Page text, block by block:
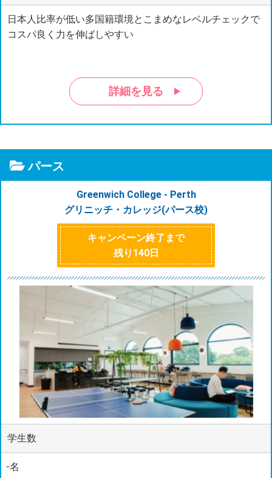
日本人比率が低い多国籍環境とこまめなレベルチェックで
コスパ良く力を伸ばしやすい
詳細を見る
パース
Greenwich College - Perth
グリニッチ・カレッジ(パース校)
キャンペーン終了まで
残り 140日
学生数
-名